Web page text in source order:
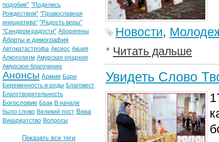
Новости,
Читать дальше
Увидеть Слово
подобие" "Поделись
Рождеством" "Православная
инициатива" "Радость веры"
"Синдром радости" Аборигены
Аборты и демография
Автокатастрофа Аксиос Акция
Алкоголизм Амурская епархия
Амурское благочиние
Анонсы Армия Бари
Беременность и роды Благовест
Благотворительность
Богословие Брак В начале
было слово Великий пост Вера
Викариатство Вопросы
Показать все теги